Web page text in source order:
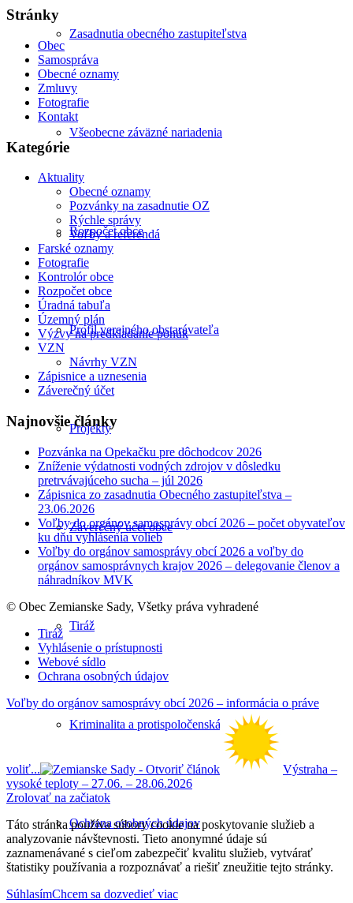
Zasadnutia obecného zastupiteľstva
Všeobecne záväzné nariadenia
Rozpočet obce
Profil verejného obstarávateľa
Projekty
Záverečný účet obce
Tiráž
Kriminalita a protispoločenská činnosť
Ochrana osobných údajov
Stránky
Obec
Samospráva
Obecné oznamy
Zmluvy
Fotografie
Kontakt
Kategórie
Aktuality
Obecné oznamy
Pozvánky na zasadnutie OZ
Rýchle správy
Voľby a referendá
Farské oznamy
Fotografie
Kontrolór obce
Rozpočet obce
Úradná tabuľa
Územný plán
Výzvy na predkladanie ponúk
VZN
Návrhy VZN
Zápisnice a uznesenia
Záverečný účet
Najnovšie články
Pozvánka na Opekačku pre dôchodcov 2026
Zníženie výdatnosti vodných zdrojov v dôsledku
pretrvávajúceho sucha – júl 2026
Zápisnica zo zasadnutia Obecného zastupiteľstva –
23.06.2026
Voľby do orgánov samosprávy obcí 2026 – počet obyvateľov
ku dňu vyhlásenia volieb
Voľby do orgánov samosprávy obcí 2026 a voľby do
orgánov samosprávnych krajov 2026 – delegovanie členov a
náhradníkov MVK
© Obec Zemianske Sady, Všetky práva vyhradené
Tiráž
Vyhlásenie o prístupnosti
Webové sídlo
Ochrana osobných údajov
Voľby do orgánov samosprávy obcí 2026 – informácia o práve
voliť...
Výstraha –
vysoké teploty – 27.06. – 28.06.2026
Zrolovať na začiatok
Táto stránka používa súbory cookie na poskytovanie služieb a
analyzovanie návštevnosti. Tieto anonymné údaje sú
zaznamenávané s cieľom zabezpečiť kvalitu služieb, vytvárať
štatistiky používania a rozpoznávať a riešiť zneužitie tejto stránky.
SúhlasímChcem sa dozvedieť viac